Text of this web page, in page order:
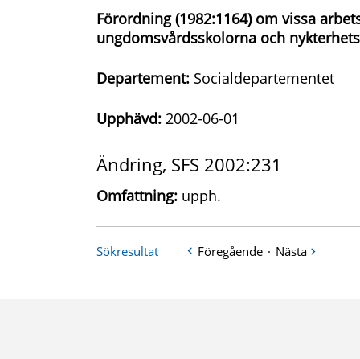
Förordning (1982:1164) om vissa
ungdomsvårdsskolorna och
Departement: Socialdepartementet
Upphävd: 2002-06-01
Ändring, SFS 2002:231
Omfattning: upph.
Sökresultat Föregående · Nästa